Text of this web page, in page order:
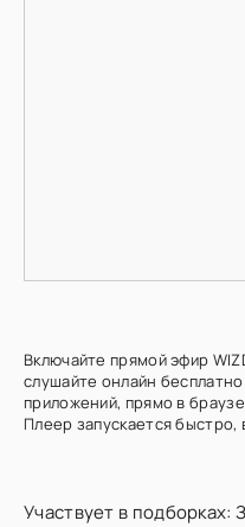
Включайте прямой эфир
слушайте онлайн
приложений, прямо в
Плеер запускается
Участвует в подборках: